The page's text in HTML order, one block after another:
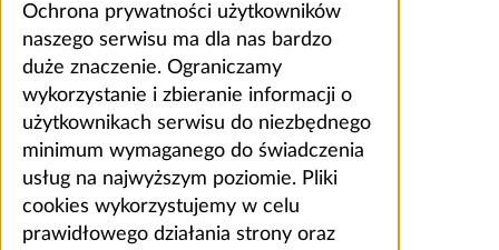
Ochrona prywatności użytkowników
naszego serwisu ma dla nas bardzo
duże znaczenie. Ograniczamy
wykorzystanie i zbieranie informacji o
użytkownikach serwisu do niezbędnego
minimum wymaganego do świadczenia
usług na najwyższym poziomie. Pliki
cookies wykorzystujemy w celu
prawidłowego działania strony oraz